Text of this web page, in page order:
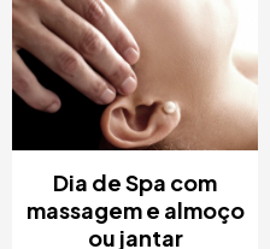
Dia de Spa com
massagem e almoço
ou jantar